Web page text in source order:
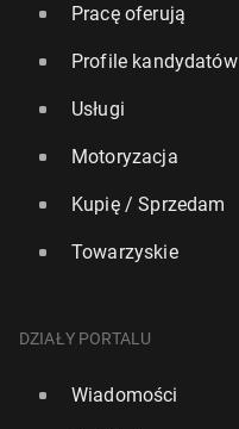
Pracę oferują
Profile kandydatów
Usługi
Motoryzacja
Kupię / Sprzedam
Towarzyskie
DZIAŁY PORTALU
Wiadomości